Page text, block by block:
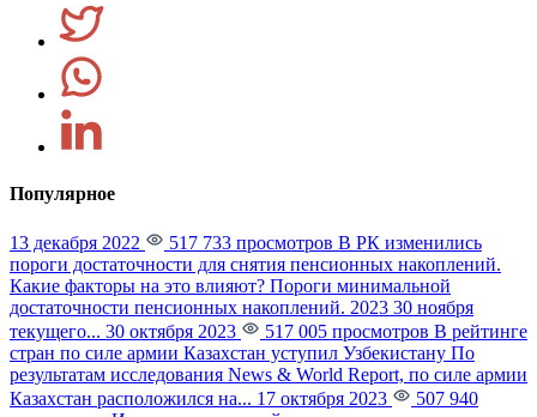
Популярное
13 декабря 2022 517 733 просмотров В РК изменились
пороги достаточности для снятия пенсионных накоплений.
Какие факторы на это влияют? Пороги минимальной
достаточности пенсионных накоплений. 2023 30 ноября
текущего... 30 октября 2023 517 005 просмотров В рейтинге
стран по силе армии Казахстан уступил Узбекистану По
результатам исследования News & World Report, по силе армии
Казахстан расположился на... 17 октября 2023
507 940